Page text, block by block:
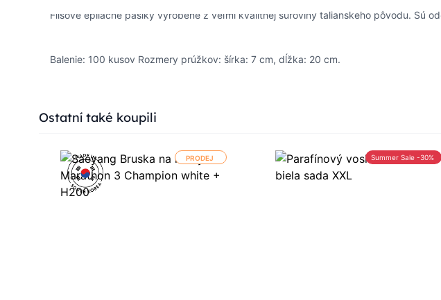
Flísové epilačné pásiky vyrobené z veľmi kvalitnej suroviny talianskeho pôvodu. Sú
Balenie: 100 kusov Rozmery prúžkov: šírka: 7 cm, dĺžka: 20 cm.
Press to skip carousel
Ostatní také koupili
PRODEJ Summer Sale -30%